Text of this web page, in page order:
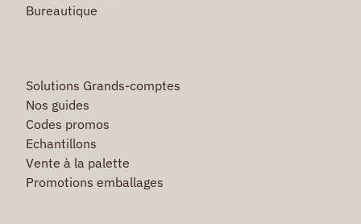
Bureautique
Solutions Grands-comptes
Nos guides
Codes promos
Echantillons
Vente à la palette
Promotions emballages